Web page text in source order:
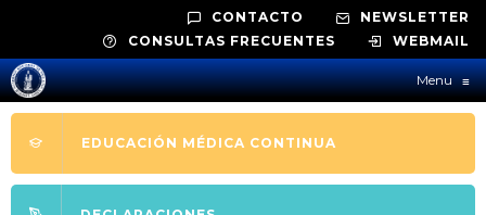
CONTACTO
NEWSLETTER
CONSULTAS FRECUENTES
WEBMAIL
Menu≡
EDUCACIÓN MÉDICA CONTINUA